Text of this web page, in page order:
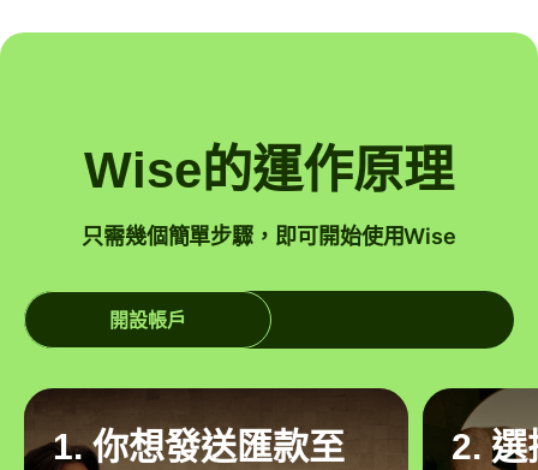
Wise的運作原理
只需幾個簡單步驟，即可開始使用Wise
開設帳戶
1. 你想發送匯款至 2. 選